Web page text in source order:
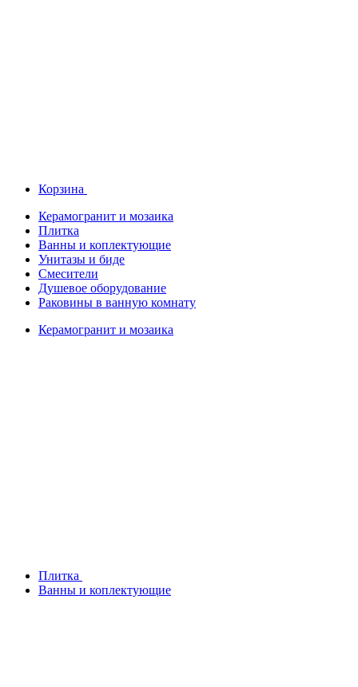
Корзина
Керамогранит и мозаика
Плитка
Ванны и коплектующие
Унитазы и биде
Смесители
Душевое оборудование
Раковины в ванную комнату
Керамогранит и мозаика
Плитка
Ванны и коплектующие